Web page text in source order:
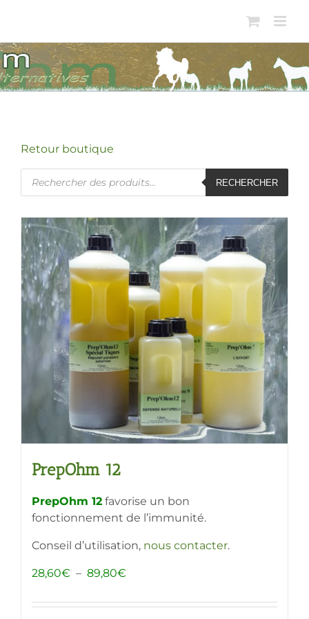
contenu
Retour boutique
Recherche
de
produits
RECHERCHER
PrepOhm 12
PrepOhm 12 favorise un bon
fonctionnement de l’immunité.
Conseil d’utilisation, nous contacter.
28,60€ – 89,80€
prix :